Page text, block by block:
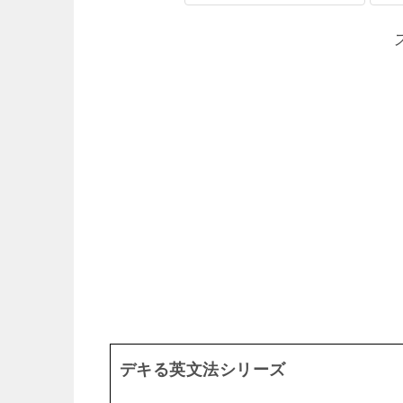
デキる英文法シリーズ